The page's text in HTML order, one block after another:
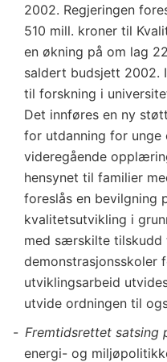
2002. Regjeringen
510 mill. kroner til
en økning på om lag
saldert budsjett 2002.
til forskning i
Det innføres en ny
for utdanning for unge
videregående
hensynet til familier
foreslås en bevilgning
kvalitetsutvikling i
med særskilte tilskudd
demonstrasjonsskoler
utviklingsarbeid
utvide ordningen til
Fremtidsrettet satsing
energi- og